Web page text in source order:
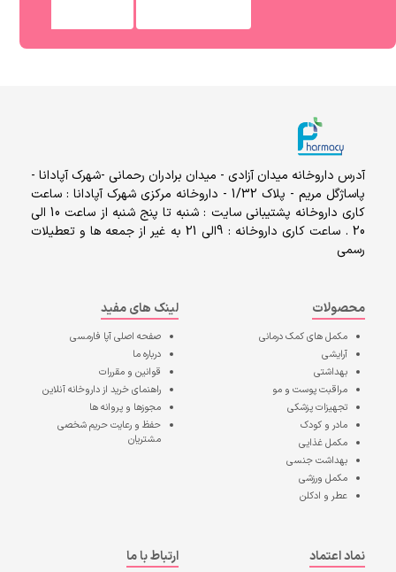
آدرس داروخانه میدان آزادی - میدان برادران رحمانی -شهرک آپادانا -
پاساژگل مریم - پلاک 1/32 - داروخانه مرکزی شهرک آپادانا : ساعت
کاری داروخانه پشتیبانی سایت : شنبه تا پنج شنبه از ساعت 10 الی
20 . ساعت کاری داروخانه : 9الی 21 به غیر از جمعه ها و تعطیلات
رسمی
محصولات
مکمل های کمک درمانی
آرایشی
بهداشتی
مراقبت پوست و مو
تجهیزات پزشکی
مادر و کودک
مکمل غذایی
بهداشت جنسی
مکمل ورزشی
عطر و ادکلن
لینک های مفید
صفحه اصلیآپا فارمسی
درباره ما
قوانین و مقررات
راهنمای خرید از داروخانه آنلاین
مجوزها و پروانه ها
حفظ و رعایت حریم شخصی
مشتریان
نماد اعتماد
ارتباط با ما